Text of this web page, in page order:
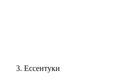
Ессентуки